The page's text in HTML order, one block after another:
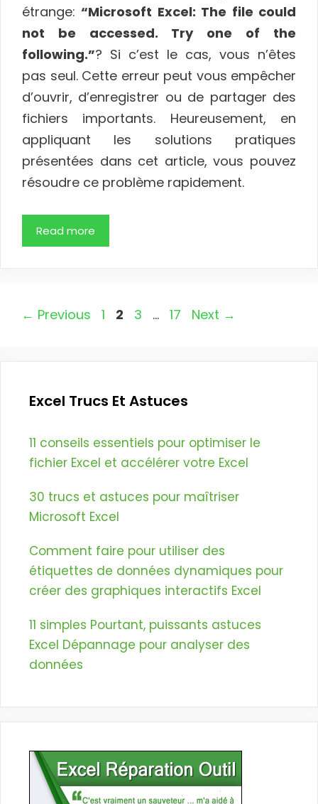
étrange: “Microsoft Excel: The file could
not be accessed. Try one of the
following.”? Si c’est le cas, vous n’êtes
pas seul. Cette erreur peut vous empêcher
d’ouvrir, d’enregistrer ou de partager des
fichiers importants. Heureusement, en
appliquant les solutions pratiques
présentées dans cet article, vous pouvez
résoudre ce problème rapidement.
Read more
← Previous Page
1 Page
2 Page
3 … Page
17 Next →
Excel Trucs Et Astuces
11 conseils essentiels pour optimiser le
fichier Excel et accélérer votre Excel
30 trucs et astuces pour maîtriser
Microsoft Excel
Comment faire pour utiliser des
étiquettes de données dynamiques pour
créer des graphiques interactifs Excel
11 simples Pourtant, puissants astuces
Excel Dépannage pour analyser des
données